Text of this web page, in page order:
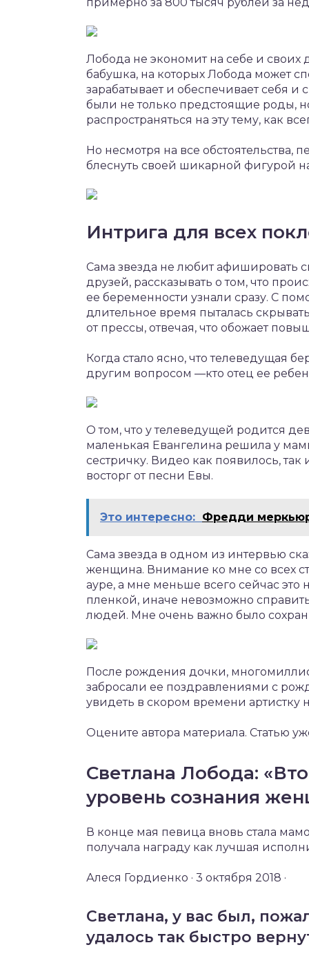
Лобода не экономит на себе и своих
бабушка, на которых Лобода может
зарабатывает и обеспечивает себя
были не только предстоящие роды,
распространяться на эту тему, как
Но несмотря на все обстоятельства,
блеснуть своей шикарной фигурой
Интрига для всех
Сама звезда не любит афишировать
друзей, рассказывать о том, что
ее беременности узнали сразу. С
длительное время пыталась
от прессы, отвечая, что обожает
Когда стало ясно, что телеведущая
другим вопросом —кто отец ее
О том, что у телеведущей родится
маленькая Евангелина решила у
сестричку. Видео как появилось,
восторг от песни Евы.
Это интересно: Фредди
Сама звезда в одном из интервью
женщина. Внимание ко мне со всех
ауре, а мне меньше всего сейчас
пленкой, иначе невозможно
людей. Мне очень важно было
После рождения дочки,
забросали ее поздравлениями с
увидеть в скором времени артистку
Оцените автора материала. Статью
Светлана Лобода:
уровень сознания
В конце мая певица вновь стала
получала награду как лучшая
Алеся Гордиенко · 3 октября 2018 ·
Светлана, у вас был,
удалось так быстро